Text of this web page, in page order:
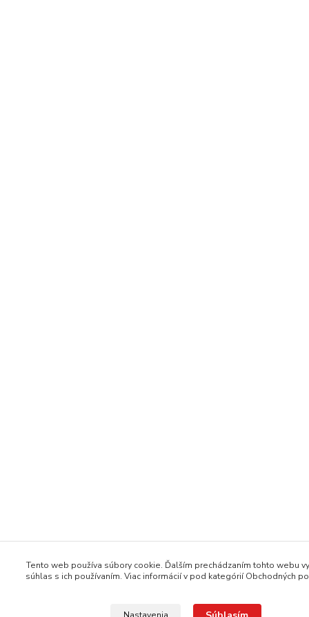
Tento web používa súbory cookie. Ďalším prechádzaním tohto webu
súhlas s ich používaním. Viac informácií v pod kategórií Obchodných